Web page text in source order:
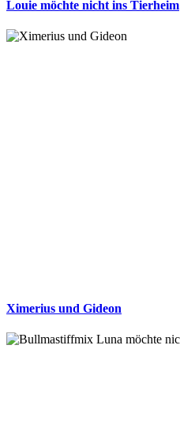
Louie möchte nicht ins Tierheim
Ximerius und Gideon